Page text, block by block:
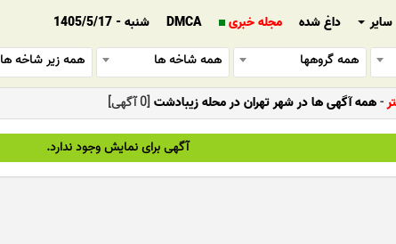
سایر داغ شده مجله خبری DMCA
شنبه - 1405/5/17
همه گروهها همه شاخه ها همه زیر شاخه ها
-همه آگهی ها در شهر تهران در محله زیبادشت [0 آگهی]
آگهی برای نمایش وجود ندارد.